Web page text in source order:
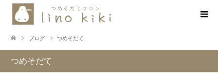
ブログ つめそだて
つめそだて